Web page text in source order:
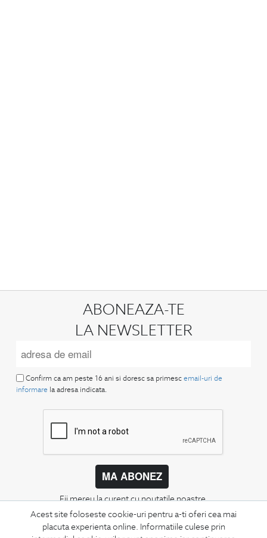
Acest site foloseste cookie-uri pentru a-ti oferi cea mai
placuta experienta online. Informatiile culese prin
ABONEAZA-TE
LA NEWSLETTER
Confirm ca am peste 16 ani si doresc sa primesc email-uri de
informare la adresa indicata.
MA ABONEZ
Fii mereu la curent cu noutatile noastre,
oferte speciale si trenduri in moda masculina.